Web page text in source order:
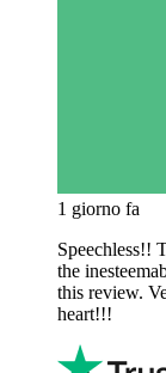
1 giorno fa
Speechless!!
the
this review.
heart!!!